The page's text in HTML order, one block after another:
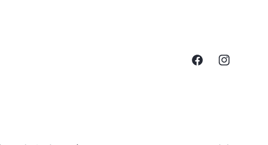
FacebookInstagram